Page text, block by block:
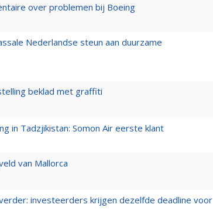
over problemen bij Boeing
Nederlandse steun aan duurzame
beklad met graffiti
in Tadzjikistan: Somon Air eerste klant
van Mallorca
investeerders krijgen dezelfde deadline voor